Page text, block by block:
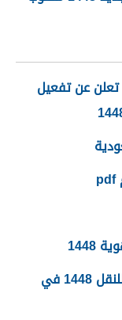
تعلن عن تفعيل
رابط التقديم على وظائف الهيئة العامة للنقل 1448 في